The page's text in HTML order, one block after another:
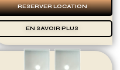
RESERVER LOCATION
EN SAVOIR PLUS